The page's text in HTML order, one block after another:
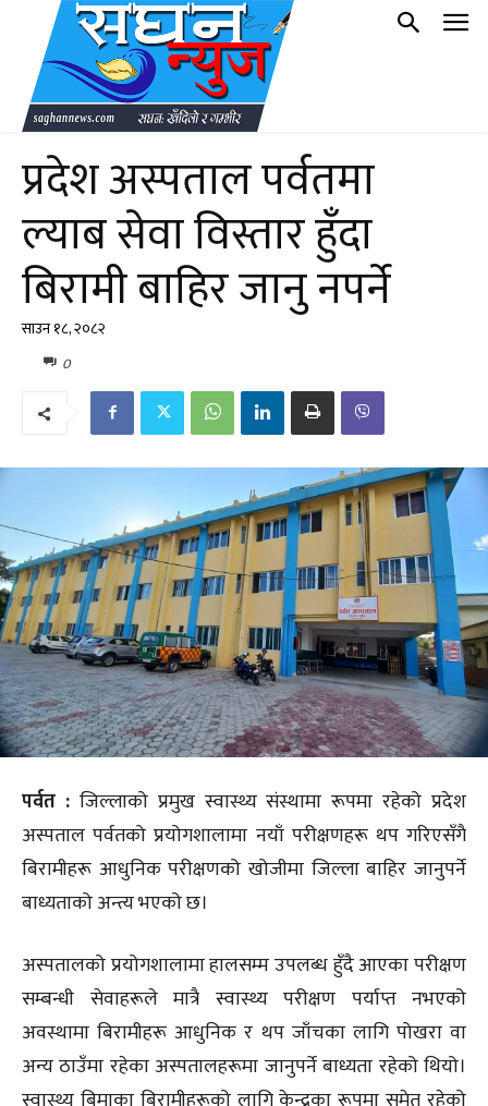
प्रदेश अस्पताल पर्वतमा
ल्याब सेवा विस्तार हुँदा
बिरामी बाहिर जानु नपर्ने
साउन १८, २०८२
0
पर्वत :जिल्लाको प्रमुख स्वास्थ्य संस्थामा रूपमा रहेको प्रदेश
अस्पताल पर्वतको प्रयोगशालामा नयाँ परीक्षणहरू थप गरिएसँगै
बिरामीहरू आधुनिक परीक्षणको खोजीमा जिल्ला बाहिर जानुपर्ने
बाध्यताको अन्त्य भएको छ।
अस्पतालको प्रयोगशालामा हालसम्म उपलब्ध हुँदै आएका परीक्षण
सम्बन्धी सेवाहरूले मात्रै स्वास्थ्य परीक्षण पर्याप्त नभएको
अवस्थामा बिरामीहरू आधुनिक र थप जाँचका लागि पोखरा वा
अन्य ठाउँमा रहेका अस्पतालहरूमा जानुपर्ने बाध्यता रहेको थियो।